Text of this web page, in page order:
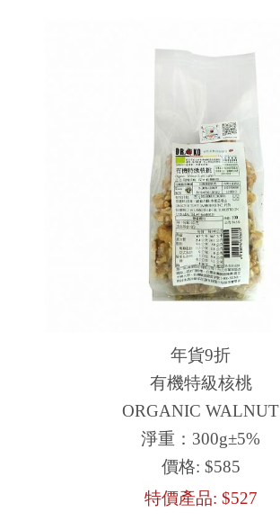
年貨9折
有機特級核桃
ORGANIC WALNUT
淨重：300g±5%
價格: $585
特價產品: $527